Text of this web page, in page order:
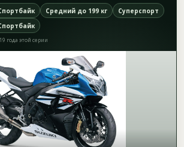
Средний до 199 кг
Суперспорт
года этой серии